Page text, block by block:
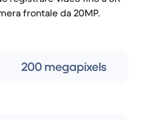
frontale da 20MP.
200 megapixels